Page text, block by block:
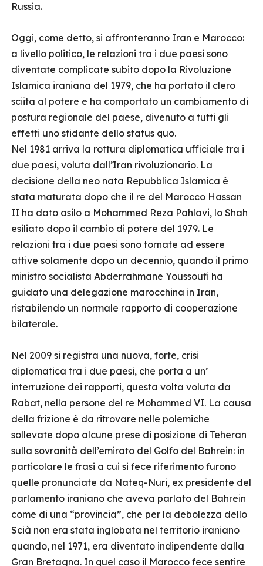
Russia.
Oggi, come detto, si affronteranno Iran e Marocco:
a livello politico, le relazioni tra i due paesi sono
diventate complicate subito dopo la Rivoluzione
Islamica iraniana del 1979, che ha portato il clero
sciita al potere e ha comportato un cambiamento di
postura regionale del paese, divenuto a tutti gli
effetti uno sfidante dello status quo.
Nel 1981 arriva la rottura diplomatica ufficiale tra i
due paesi, voluta dall’Iran rivoluzionario. La
decisione della neo nata Repubblica Islamica è
stata maturata dopo che il re del Marocco Hassan
II ha dato asilo a Mohammed Reza Pahlavi, lo Shah
esiliato dopo il cambio di potere del 1979. Le
relazioni tra i due paesi sono tornate ad essere
attive solamente dopo un decennio, quando il primo
ministro socialista Abderrahmane Youssoufi ha
guidato una delegazione marocchina in Iran,
ristabilendo un normale rapporto di cooperazione
bilaterale.
Nel 2009 si registra una nuova, forte, crisi
diplomatica tra i due paesi, che porta a un’
interruzione dei rapporti, questa volta voluta da
Rabat, nella persone del re Mohammed VI. La causa
della frizione è da ritrovare nelle polemiche
sollevate dopo alcune prese di posizione di Teheran
sulla sovranità dell’emirato del Golfo del Bahrein: in
particolare le frasi a cui si fece riferimento furono
quelle pronunciate da Nateq-Nuri, ex presidente del
parlamento iraniano che aveva parlato del Bahrein
come di una “provincia”, che per la debolezza dello
Scià non era stata inglobata nel territorio iraniano
quando, nel 1971, era diventato indipendente dalla
Gran Bretagna. In quel caso il Marocco fece sentire